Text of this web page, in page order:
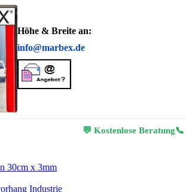
Höhe & Breite an:
info@marbex.de
💬 Kostenlose Beratung📞
30cm x 3mm
Industrie